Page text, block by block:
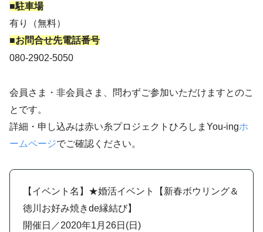
■駐車場
有り（無料）
■お問合せ先電話番号
080-2902-5050
会員さま・非会員さま、問わずご参加いただけますとのこ
とです。
詳細・申し込みは赤い糸プロジェクトひろしまYou-ingホ
ームページでご確認ください。
【イベント名】★婚活イベント【新春ボウリング＆
徳川お好み焼きde縁結び】
開催日／2020年1月26日(日)